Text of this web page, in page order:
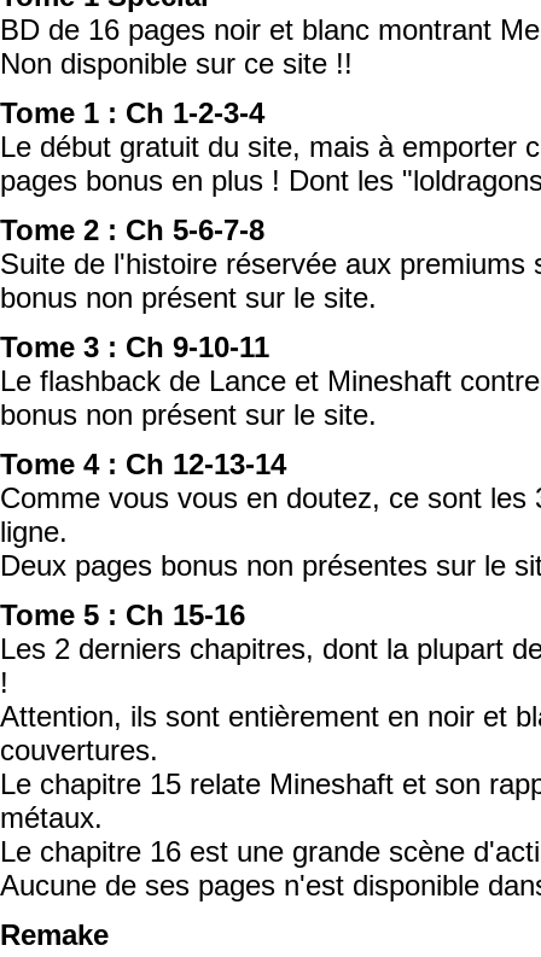
BD de 16 pages noir et blanc montrant
Non disponible sur ce site !!
Tome 1 : Ch 1-2-3-4
Le début gratuit du site, mais à emporter
pages bonus en plus ! Dont les
Tome 2 : Ch 5-6-7-8
Suite de l'histoire réservée aux premiums
bonus non présent sur le site.
Tome 3 : Ch 9-10-11
Le flashback de Lance et Mineshaft
bonus non présent sur le site.
Tome 4 : Ch 12-13-14
Comme vous vous en doutez, ce sont les
ligne.
Deux pages bonus non présentes sur le
Tome 5 : Ch 15-16
Les 2 derniers chapitres, dont la plupart
!
Attention, ils sont entièrement en noir et
couvertures.
Le chapitre 15 relate Mineshaft et son
métaux.
Le chapitre 16 est une grande scène
Aucune de ses pages n'est disponible
Remake